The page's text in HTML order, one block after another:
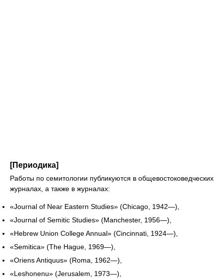
[Периодика]
Работы по семитологии публикуются в общевостоковедческих
журналах, а также в журналах:
«Journal of Near Eastern Studies» (Chicago, 1942—),
«Journal of Semitic Studies» (Manchester, 1956—),
«Hebrew Union College Annual» (Cincinnati, 1924—),
«Semitica» (The Hague, 1969—),
«Oriens Antiquus» (Roma, 1962—),
«Leshonenu» (Jerusalem, 1973—),